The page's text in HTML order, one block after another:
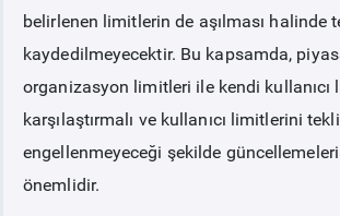
belirlenen limitlerin de aşılması halinde
kaydedilmeyecektir. Bu kapsamda,
organizasyon limitleri ile kendi kullanıcı
karşılaştırmalı ve kullanıcı limitlerini
engellenmeyeceği şekilde
önemlidir.